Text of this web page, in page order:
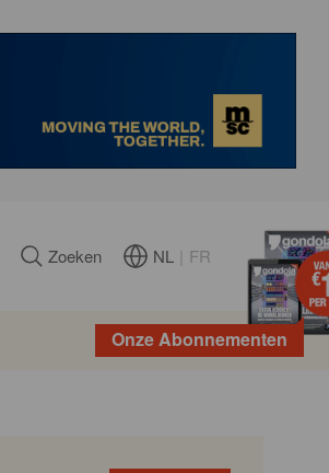
Zoeken NL FR
Onze Abonnementen